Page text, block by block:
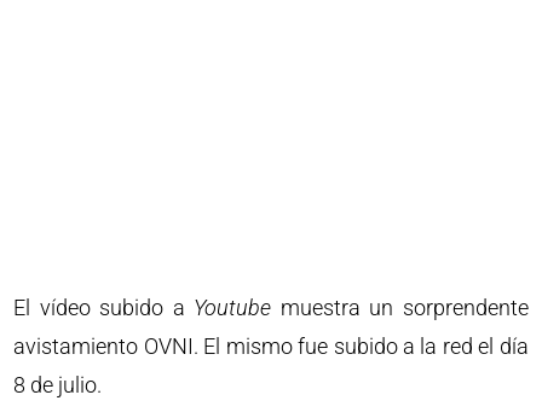
El vídeo subido a Youtube muestra un sorprendente
avistamiento OVNI. El mismo fue subido a la red el día
8 de julio.